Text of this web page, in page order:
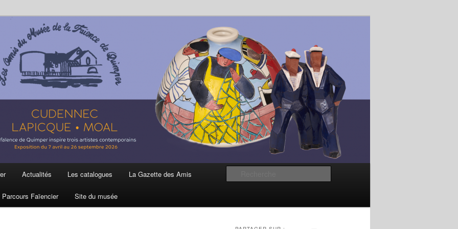
et de la Faïence de Quimper
Actualités Les catalogues La Gazette des Amis
Parcours Faïencier Site du musée